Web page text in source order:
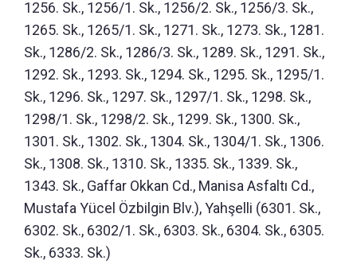
1256. Sk., 1256/1. Sk., 1256/2. Sk., 1256/3. Sk.,
1265. Sk., 1265/1. Sk., 1271. Sk., 1273. Sk., 1281.
Sk., 1286/2. Sk., 1286/3. Sk., 1289. Sk., 1291. Sk.,
1292. Sk., 1293. Sk., 1294. Sk., 1295. Sk., 1295/1.
Sk., 1296. Sk., 1297. Sk., 1297/1. Sk., 1298. Sk.,
1298/1. Sk., 1298/2. Sk., 1299. Sk., 1300. Sk.,
1301. Sk., 1302. Sk., 1304. Sk., 1304/1. Sk., 1306.
Sk., 1308. Sk., 1310. Sk., 1335. Sk., 1339. Sk.,
1343. Sk., Gaffar Okkan Cd., Manisa Asfaltı Cd.,
Mustafa Yücel Özbilgin Blv.), Yahşelli (6301. Sk.,
6302. Sk., 6302/1. Sk., 6303. Sk., 6304. Sk., 6305.
Sk., 6333. Sk.)